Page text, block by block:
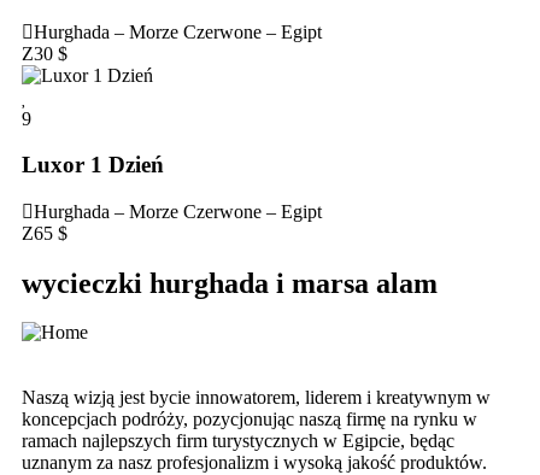
Hurghada – Morze Czerwone – Egipt
Z30 $
9
Luxor 1 Dzień
Hurghada – Morze Czerwone – Egipt
Z65 $
wycieczki hurghada i marsa alam
Naszą wizją jest bycie innowatorem, liderem i kreatywnym w
koncepcjach podróży, pozycjonując naszą firmę na rynku w
ramach najlepszych firm turystycznych w Egipcie, będąc
uznanym za nasz profesjonalizm i wysoką jakość produktów.